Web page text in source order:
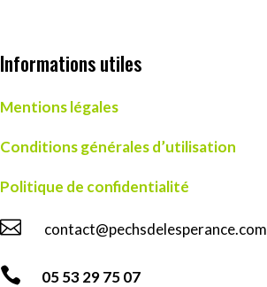
Informations utiles
Mentions légales
Conditions générales d’utilisation
Politique de confidentialité
 contact@pechsdelesperance.com
 05 53 29 75 07